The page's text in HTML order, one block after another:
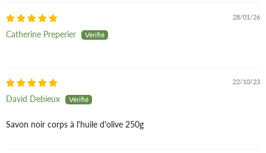
28/01/26
Catherine Preperier
22/10/23
David Debieux
Savon noir corps à l'huile d'olive 250g